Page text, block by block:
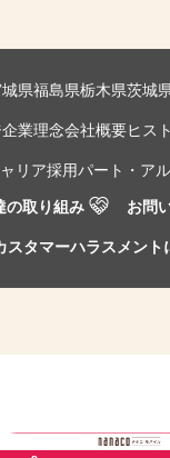
県福島県栃木県茨城
企業理念会社概要ヒス
リア採用パート・ア
の取り組み お問
スタマーハラスメント